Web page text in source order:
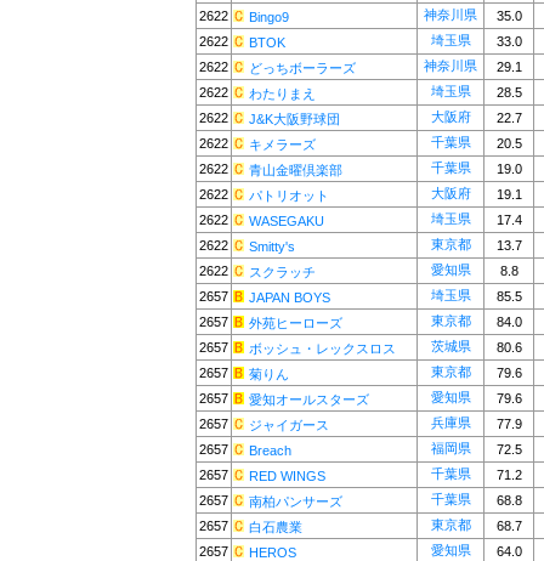
2622
Bingo9 神奈川県
35.0
2622
BTOK 埼玉県
33.0
2622
どっちボーラーズ 神奈川県
29.1
2622
わたりまえ 埼玉県
28.5
2622
J&K大阪野球団 大阪府
22.7
2622
キメラーズ 千葉県
20.5
2622
青山金曜倶楽部 千葉県
19.0
2622
パトリオット 大阪府
19.1
2622
WASEGAKU 埼玉県
17.4
2622
Smitty's 東京都
13.7
2622
スクラッチ 愛知県
8.8
2657
JAPAN BOYS 埼玉県
85.5
2657
外苑ヒーローズ 東京都
84.0
2657
ボッシュ・レックスロス 茨城県
80.6
2657
菊りん 東京都
79.6
2657
愛知オールスターズ 愛知県
79.6
2657
ジャイガース 兵庫県
77.9
2657
Breach 福岡県
72.5
2657
RED WINGS 千葉県
71.2
2657
南柏パンサーズ 千葉県
68.8
2657
白石農業 東京都
68.7
2657
HEROS 愛知県
64.0